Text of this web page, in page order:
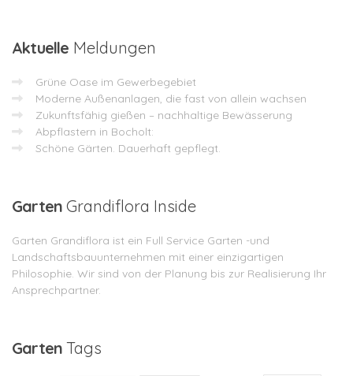
Aktuelle Meldungen
Grüne Oase im Gewerbegebiet
Moderne Außenanlagen, die fast von allein wachsen
Zukunftsfähig gießen – nachhaltige Bewässerung
Abpflastern in Bocholt:
Schöne Gärten. Dauerhaft gepflegt.
Garten Grandiflora Inside
Garten Grandiflora ist ein Full Service Garten -und
Landschaftsbauunternehmen mit einer einzigartigen
Philosophie. Wir sind von der Planung bis zur Realisierung Ihr
Ansprechpartner.
Garten Tags